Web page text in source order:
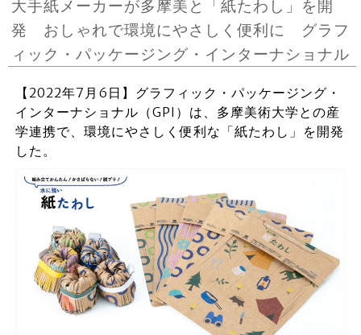
大手紙メーカーが多摩美と「紙たわし」を開
発 おしゃれで環境にやさしく便利に グラフ
ィック・パッケージング・インターナショナル
【2022年7月6日】グラフィック・パッケージング・
インターナショナル（GPI）は、多摩美術⼤学との産
学連携で、環境にやさしく便利な「紙たわし」を開発
した。